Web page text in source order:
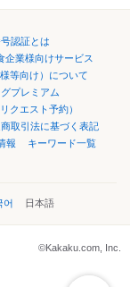
認証とは
企業様向けサービス
等向け）について
プレミアム
クエスト予約）
取引法に基づく表記
報
キーワード一覧
어 日本語
©Kakaku.com, Inc.